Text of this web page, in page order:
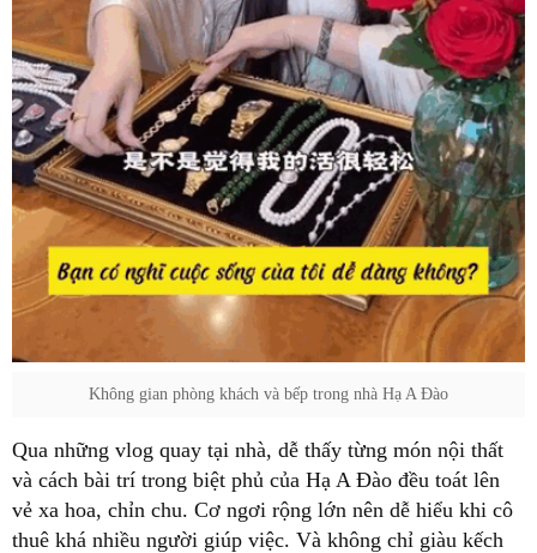
Không gian phòng khách và bếp trong nhà Hạ A Đào
Qua những vlog quay tại nhà, dễ thấy từng món nội thất
và cách bài trí trong biệt phủ của Hạ A Đào đều toát lên
vẻ xa hoa, chỉn chu. Cơ ngơi rộng lớn nên dễ hiểu khi cô
thuê khá nhiều người giúp việc. Và không chỉ giàu kếch